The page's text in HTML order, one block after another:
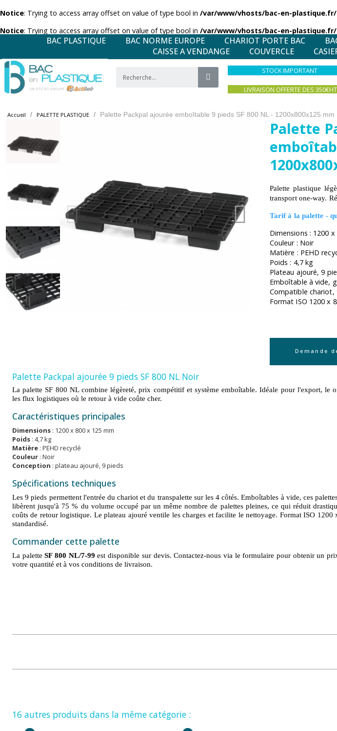
Notice: Trying to access array offset on value of type bool in /var/www/vhosts/bac-en-
Notice: Trying to access array offset on value of type bool in /var/www/vhosts/bac-en-
BAC PLASTIQUE BAC NORME EUROPE CHARIOT PORTE BAC
CAISSE A VENDANGE
COUVERCLE
STOCK IMPORTANT
LIVRAISON OFFERTE DES 350€HT
Accueil PALETTE PLASTIQUE Palette Packpal ajourée emboîtable 9 pieds SF 800 NL - 1200x800x125 mm
Palette
Palette plastique
transport one-way.
Tarif à la palette -
Dimensions : 1200
Couleur : Noir
Matière : PEHD
Poids : 4,7 kg
Plateau ajouré, 9
Emboîtable à vide,
Compatible
Format ISO 1200 x
Demande
Palette Packpal ajourée 9 pieds SF 800 NL Noir
La palette SF 800 NL combine légèreté, prix compétitif et système emboîtable. Idéale pour l'export, le
les flux logistiques où le retour à vide coûte cher.
Caractéristiques principales
Dimensions : 1200 x 800 x 125 mm
Poids : 4,7 kg
Matière : PEHD recyclé
Couleur : Noir
Conception : plateau ajouré, 9 pieds
Spécifications techniques
Les 9 pieds permettent l'entrée du chariot et du transpalette sur les 4 côtés. Emboîtables à vide, ces
libèrent jusqu'à 75 % du volume occupé par un même nombre de palettes pleines, ce qui réduit
coûts de retour logistique. Le plateau ajouré ventile les charges et facilite le nettoyage. Format ISO 1200
standardisé.
Commander cette palette
La paletteSF 800 NL/7-99 est disponible sur devis. Contactez-nous via le formulaire pour obtenir un
votre quantité et à vos conditions de livraison.
16 autres produits dans la même catégorie :